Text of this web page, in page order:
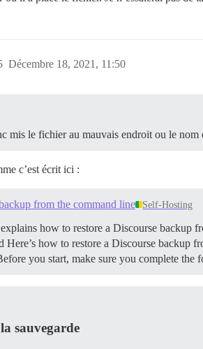
Décembre 18, 2021, 11:50
mis le fichier au mauvais endroit ou le nom
c’est écrit ici :
from the command line Self-Hosting
how to restore a Discourse backup
Here’s how to restore a Discourse
you start, make sure you complete
sauvegarde